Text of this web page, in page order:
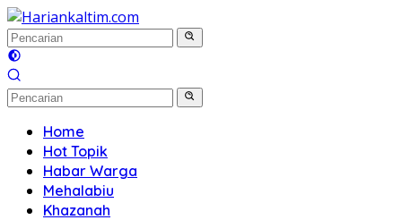
Langsung
ke
konten
Home
Hot Topik
Habar Warga
Mehalabiu
Khazanah